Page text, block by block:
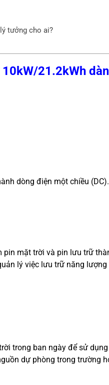
tưởng cho ai?
21.2kWh
dòng điện một chiều (DC).
mặt trời và pin lưu trữ
lý việc lưu trữ năng
trong ban ngày để sử
dự phòng trong trường